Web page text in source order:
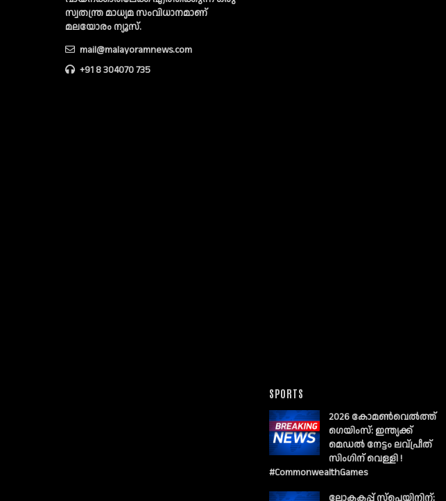
സ്വതന്ത്ര മാധ്യമ സംവിധാനമാണ്
മലയോരം ന്യൂസ്‌.
mail@malayoramnews.com
+91 8 304070 735
SPORTS
2026 കോമൺവെൽത്ത്
ഗെയിംസ്: ഇന്ത്യക്ക്
മെഡൽ നേട്ടം ലവ്പ്രീത്
സിംഗിന് വെള്ളി !
#CommonwealthGames
ലോകകപ്പ് സ്പെയിനിന്;